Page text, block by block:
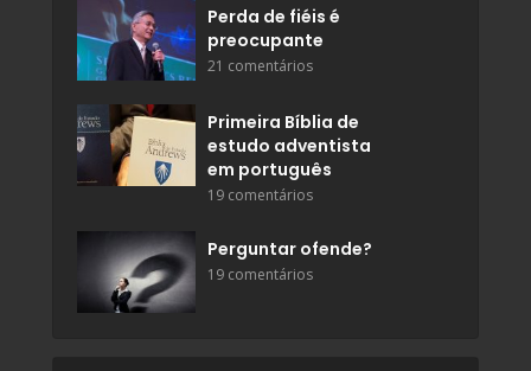
Perda de fiéis é
preocupante
21 comentários
Primeira Bíblia de
estudo adventista
em português
19 comentários
Perguntar ofende?
19 comentários